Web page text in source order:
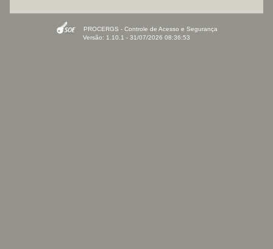
PROCERGS - Controle de Acesso e Segurança
Versão: 1.10.1 - 31/07/2026 08:36:53